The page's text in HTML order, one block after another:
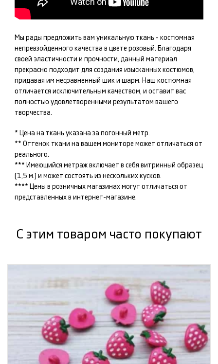
Мы рады предложить вам уникальную ткань - костюмная
непревзойденного качества в цвете розовый. Благодаря
своей эластичности и прочности, данный материал
прекрасно подходит для создания изысканных костюмов,
придавая им несравненный шик и шарм. Наш костюмная
отличается исключительным качеством, и оставит вас
полностью удовлетворенными результатом вашего
творчества.
* Цена на ткань указана за погонный метр.
** Оттенок ткани на вашем мониторе может отличаться от
реального.
*** Имеющийся метраж включает в себя витринный образец
(1,5 м.) и может состоять из нескольких кусков.
**** Цены в розничных магазинах могут отличаться от
представленных в интернет-магазине.
С этим товаром часто покупают